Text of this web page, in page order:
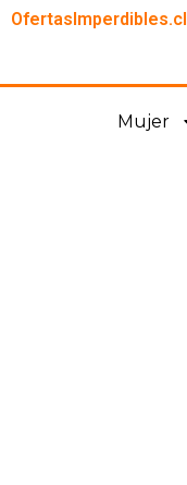
OfertasImperdibles.cl
Mujer